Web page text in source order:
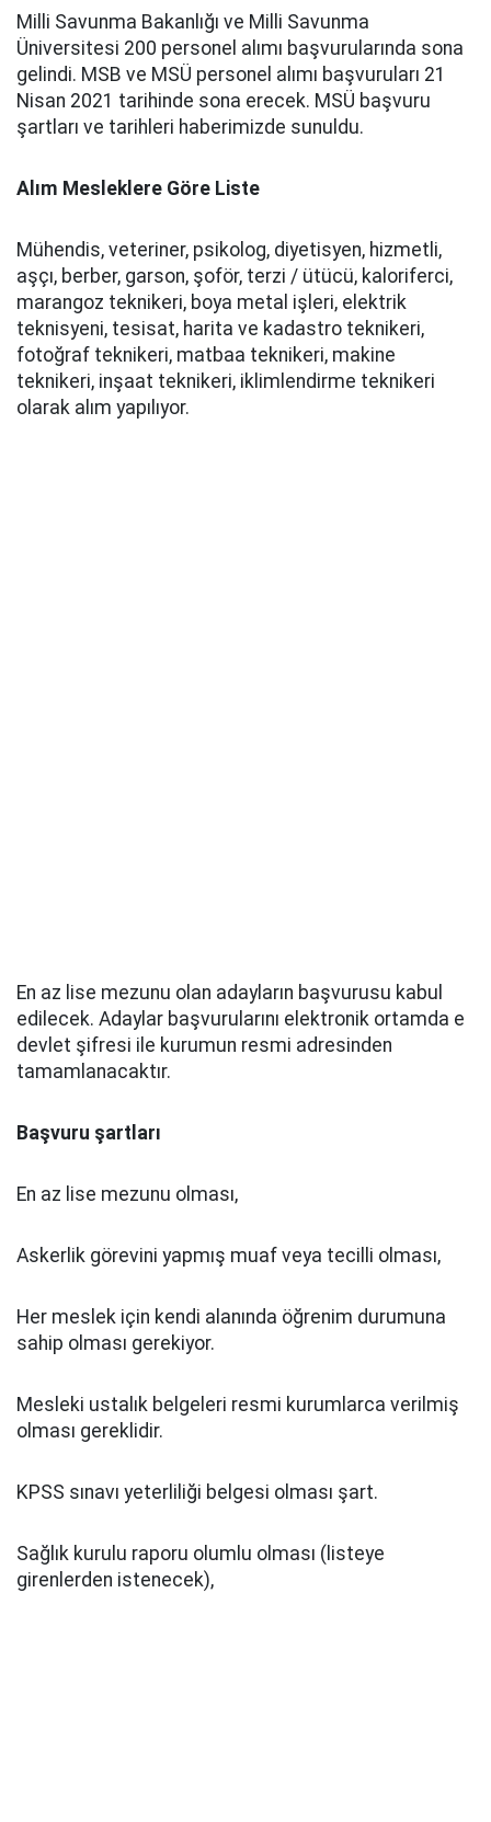
Milli Savunma Bakanlığı ve Milli Savunma
Üniversitesi 200 personel alımı başvurularında sona
gelindi. MSB ve MSÜ personel alımı başvuruları 21
Nisan 2021 tarihinde sona erecek. MSÜ başvuru
şartları ve tarihleri haberimizde sunuldu.
Alım Mesleklere Göre Liste
Mühendis, veteriner, psikolog, diyetisyen, hizmetli,
aşçı, berber, garson, şoför, terzi / ütücü, kaloriferci,
marangoz teknikeri, boya metal işleri, elektrik
teknisyeni, tesisat, harita ve kadastro teknikeri,
fotoğraf teknikeri, matbaa teknikeri, makine
teknikeri, inşaat teknikeri, iklimlendirme teknikeri
olarak alım yapılıyor.
En az lise mezunu olan adayların başvurusu kabul
edilecek. Adaylar başvurularını elektronik ortamda e
devlet şifresi ile kurumun resmi adresinden
tamamlanacaktır.
Başvuru şartları
En az lise mezunu olması,
Askerlik görevini yapmış muaf veya tecilli olması,
Her meslek için kendi alanında öğrenim durumuna
sahip olması gerekiyor.
Mesleki ustalık belgeleri resmi kurumlarca verilmiş
olması gereklidir.
KPSS sınavı yeterliliği belgesi olması şart.
Sağlık kurulu raporu olumlu olması (listeye
girenlerden istenecek),